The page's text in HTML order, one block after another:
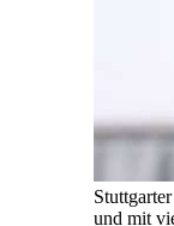
und mit